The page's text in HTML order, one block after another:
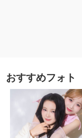
おすすめフォト